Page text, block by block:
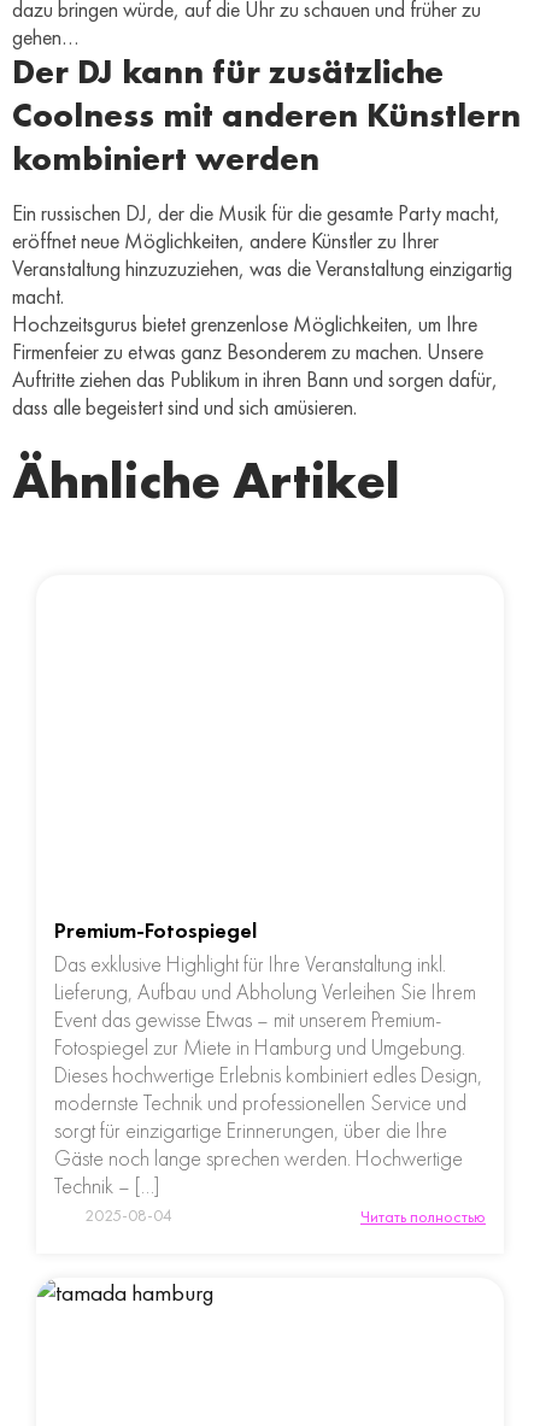
dazu bringen würde, auf die Uhr zu schauen und früher zu
gehen…
Der DJ kann für zusätzliche
Coolness mit anderen Künstlern
kombiniert werden
Ein russischen DJ, der die Musik für die gesamte Party macht,
eröffnet neue Möglichkeiten, andere Künstler zu Ihrer
Veranstaltung hinzuzuziehen, was die Veranstaltung einzigartig
macht.
Hochzeitsgurus bietet grenzenlose Möglichkeiten, um Ihre
Firmenfeier zu etwas ganz Besonderem zu machen. Unsere
Auftritte ziehen das Publikum in ihren Bann und sorgen dafür,
dass alle begeistert sind und sich amüsieren.
Ähnliche Artikel
Premium-Fotospiegel
Das exklusive Highlight für Ihre Veranstaltung inkl.
Lieferung, Aufbau und Abholung Verleihen Sie Ihrem
Event das gewisse Etwas – mit unserem Premium-
Fotospiegel zur Miete in Hamburg und Umgebung.
Dieses hochwertige Erlebnis kombiniert edles Design,
modernste Technik und professionellen Service und
sorgt für einzigartige Erinnerungen, über die Ihre
Gäste noch lange sprechen werden. Hochwertige
Technik – […]
2025-08-04 Читать полностью